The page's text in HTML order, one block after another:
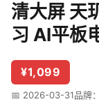
清大屏 天
习 AI平板
¥1,099
📅 2026-03-31品牌